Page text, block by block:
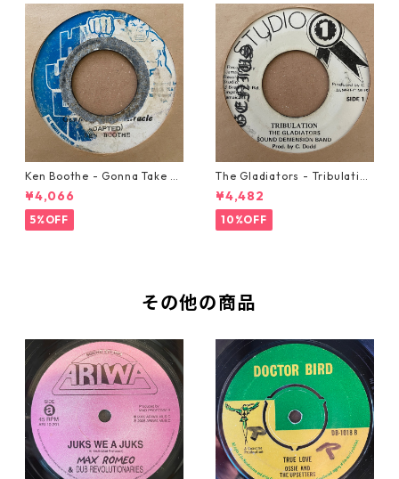
Ken Boothe - Gonna Take A
Miracle【7-21362】
¥4,066
5%OFF
The Gladiators - Tribulation
【7-21365】
¥4,482
10%OFF
その他の商品